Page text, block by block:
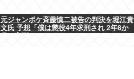
元ジャンポケ斉藤慎二被告の判決を堀江貴
文氏 予想「僕は懲役4年求刑され 2年6か